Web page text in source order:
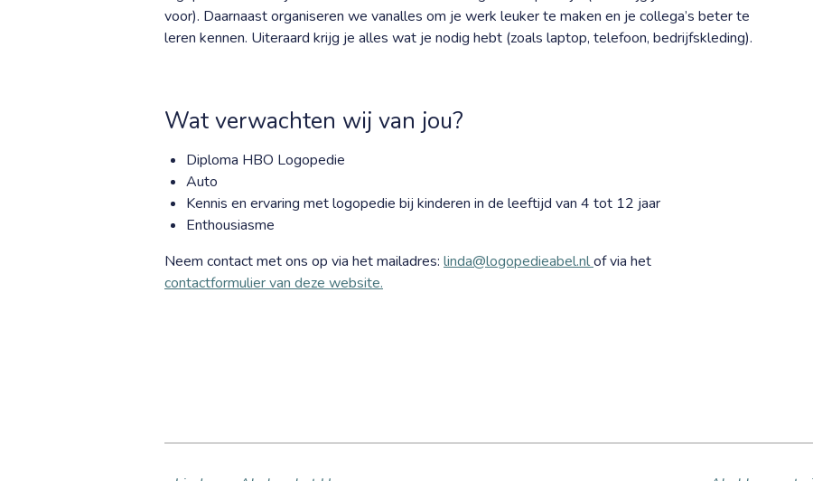
voor). Daarnaast organiseren we vanalles om je werk leuker te maken en je collega’s beter te
leren kennen. Uiteraard krijg je alles wat je nodig hebt (zoals laptop, telefoon, bedrijfskleding).
Wat verwachten wij van jou?
Diploma HBO Logopedie
Auto
Kennis en ervaring met logopedie bij kinderen in de leeftijd van 4 tot 12 jaar
Enthousiasme
Neem contact met ons op via het mailadres: linda@logopedieabel.nlof via het
contactformulier van deze website.